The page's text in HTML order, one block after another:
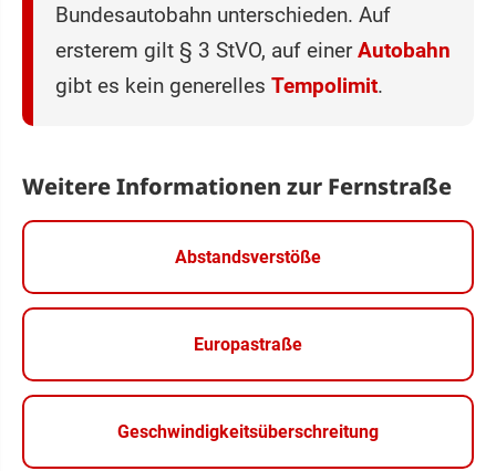
Bundesautobahn unterschieden. Auf
ersterem gilt § 3 StVO, auf einerAutobahn
gibt es kein generelles Tempolimit.
Weitere Informationen zur Fernstraße
Abstandsverstöße
Europastraße
Geschwindigkeitsüberschreitung